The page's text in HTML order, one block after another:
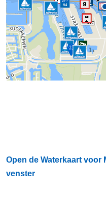
Open de Waterkaart voor
venster